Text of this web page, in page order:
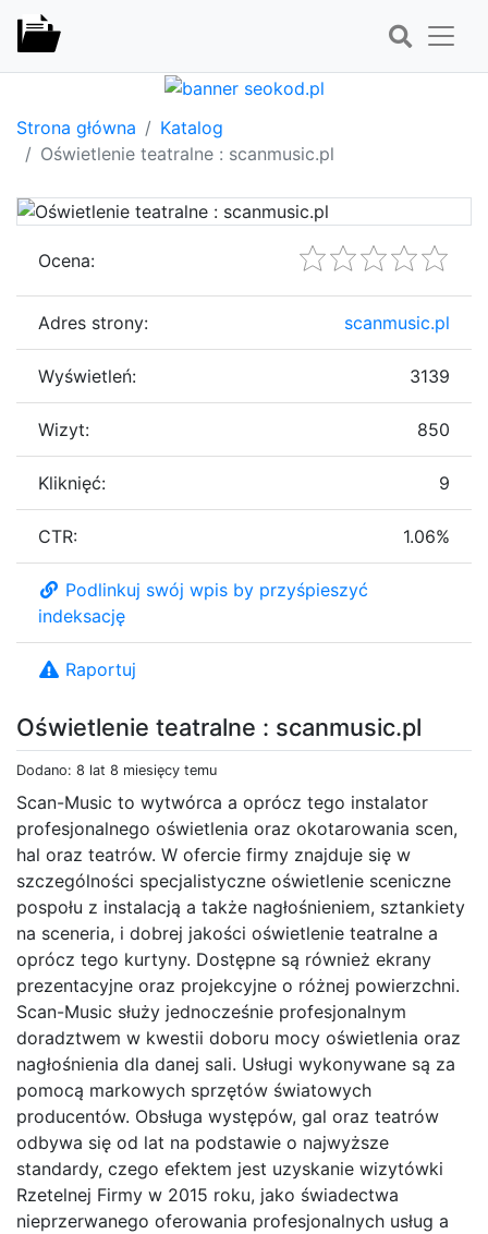
Strona główna
Katalog
Oświetlenie teatralne : scanmusic.pl
Oświetlenie teatralne : scanmusic.pl
Dodano: 8 lat 8 miesięcy temu
Scan-Music to wytwórca a oprócz tego instalator
profesjonalnego oświetlenia oraz okotarowania scen,
hal oraz teatrów. W ofercie firmy znajduje się w
szczególności specjalistyczne oświetlenie sceniczne
pospołu z instalacją a także nagłośnieniem, sztankiety
na sceneria, i dobrej jakości oświetlenie teatralne a
oprócz tego kurtyny. Dostępne są również ekrany
prezentacyjne oraz projekcyjne o różnej powierzchni.
Scan-Music służy jednocześnie profesjonalnym
doradztwem w kwestii doboru mocy oświetlenia oraz
nagłośnienia dla danej sali. Usługi wykonywane są za
pomocą markowych sprzętów światowych
producentów. Obsługa występów, gal oraz teatrów
odbywa się od lat na podstawie o najwyższe
standardy, czego efektem jest uzyskanie wizytówki
Rzetelnej Firmy w 2015 roku, jako świadectwa
nieprzerwanego oferowania profesjonalnych usług a
Ocena:
Adres strony: scanmusic.pl
Wyświetleń: 3139
Wizyt: 850
Kliknięć: 9
CTR: 1.06%
Podlinkuj swój wpis by przyśpieszyć
indeksację
Raportuj